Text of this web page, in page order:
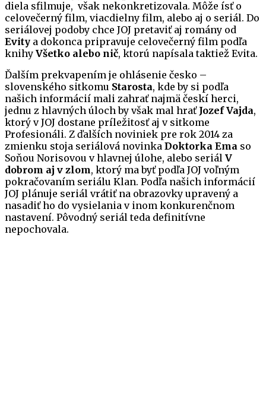
diela sfilmuje, však nekonkretizovala. Môže ísť o
celovečerný film, viacdielny film, alebo aj o seriál. Do
seriálovej podoby chce JOJ pretaviť aj romány od
Evity a dokonca pripravuje celovečerný film podľa
knihy Všetko alebo nič, ktorú napísala taktiež Evita.
Ďalším prekvapením je ohlásenie česko –
slovenského sitkomu Starosta, kde by si podľa
našich informácií mali zahrať najmä českí herci,
jednu z hlavných úloch by však mal hrať Jozef Vajda,
ktorý v JOJ dostane príležitosť aj v sitkome
Profesionáli. Z ďalších noviniek pre rok 2014 za
zmienku stoja seriálová novinka Doktorka Ema so
Soňou Norisovou v hlavnej úlohe, alebo seriál V
dobrom aj v zlom, ktorý ma byť podľa JOJ voľným
pokračovaním seriálu Klan. Podľa našich informácií
JOJ plánuje seriál vrátiť na obrazovky upravený a
nasadiť ho do vysielania v inom konkurenčnom
nastavení. Pôvodný seriál teda definitívne
nepochovala.